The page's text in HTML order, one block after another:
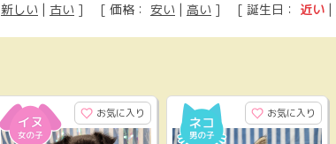
新しい | 古い ] [ 価格： 安い | 高い ] [ 誕生日： 近い |
お気に入り お気に入り